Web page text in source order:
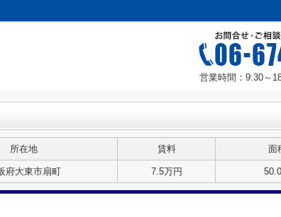
営業時間：9:30～
所在地 賃料 面
府大東市扇町 7.5万円